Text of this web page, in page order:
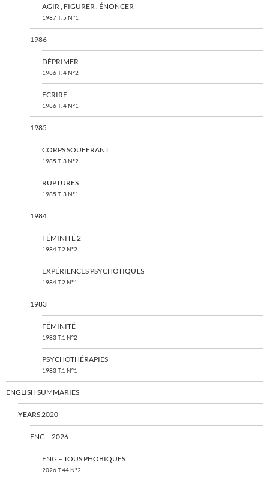
AGIR , FIGURER , ÉNONCER
1987 T. 5 N°1
1986
DÉPRIMER
1986 T. 4 N°2
ECRIRE
1986 T. 4 N°1
1985
CORPS SOUFFRANT
1985 T. 3 N°2
RUPTURES
1985 T. 3 N°1
1984
FÉMINITÉ 2
1984 T.2 N°2
EXPÉRIENCES PSYCHOTIQUES
1984 T.2 N°1
1983
FÉMINITÉ
1983 T.1 N°2
PSYCHOTHÉRAPIES
1983 T.1 N°1
ENGLISH SUMMARIES
YEARS 2020
ENG – 2026
ENG – TOUS PHOBIQUES
2026 T.44 N°2